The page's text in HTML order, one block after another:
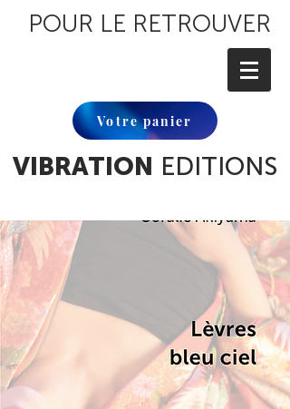
POUR LE RETROUVER
Votre panier
VIBRATION EDITIONS